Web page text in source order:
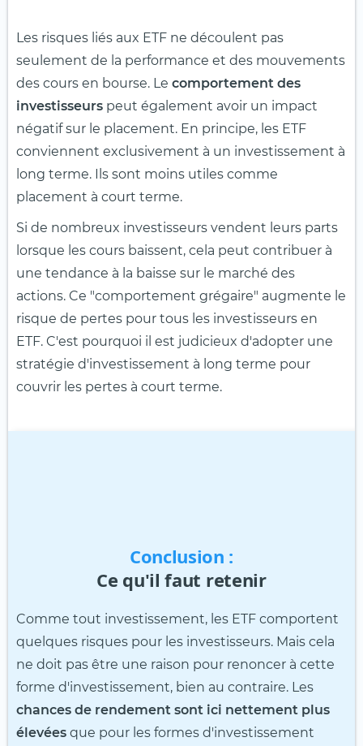
Les risques liés aux ETF ne découlent pas
seulement de la performance et des mouvements
des cours en bourse. Le comportement des
investisseurs peut également avoir un impact
négatif sur le placement. En principe, les ETF
conviennent exclusivement à un investissement à
long terme. Ils sont moins utiles comme
placement à court terme.
Si de nombreux investisseurs vendent leurs parts
lorsque les cours baissent, cela peut contribuer à
une tendance à la baisse sur le marché des
actions. Ce "comportement grégaire" augmente le
risque de pertes pour tous les investisseurs en
ETF. C'est pourquoi il est judicieux d'adopter une
stratégie d'investissement à long terme pour
couvrir les pertes à court terme.
Conclusion :
Ce qu'il faut retenir
Comme tout investissement, les ETF comportent
quelques risques pour les investisseurs. Mais cela
ne doit pas être une raison pour renoncer à cette
forme d'investissement, bien au contraire. Les
chances de rendement sont ici nettement plus
élevées que pour les formes d'investissement